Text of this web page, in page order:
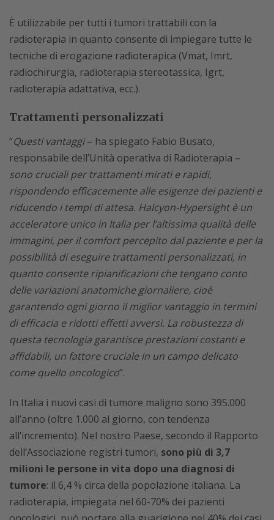
È utilizzabile per tutti i tumori trattabili con la
radioterapia in quanto consente di impiegare tutte le
tecniche di erogazione radioterapica (Vmat, Imrt,
radiochirurgia, radioterapia stereotassica, Igrt,
radioterapia adattativa, ecc.).
Trattamenti personalizzati
“Questi vantaggi– ha spiegato Fabio Busato,
responsabile dell’Unità operativa di Radioterapia –
sono cruciali per trattamenti mirati e rapidi,
rispondendo efficacemente alle esigenze dei pazienti e
riducendo i tempi di attesa. Halcyon-Hypersight è un
acceleratore unico in Italia per l’altissima qualità delle
immagini, per il comfort percepito dal paziente e per la
possibilità di eseguire trattamenti personalizzati, in
quanto consente ripianificazioni che tengano conto
delle variazioni anatomiche giornaliere, cioè
garantendo ogni giorno il miglior vantaggio in termini
di efficacia e ridotti effetti avversi. La robustezza di
questa tecnologia garantisce prestazioni costanti e
affidabili, un fattore cruciale in un campo delicato
come quello oncologico”.
In Italia i nuovi casi di tumore maligno sono 395.000
all’anno (oltre 1.000 al giorno, con tendenza
all’incremento). Nel nostro Paese, secondo il Rapporto
dell’Associazione registri tumori, sono più di 3,7
milioni le persone in vita dopo una diagnosi di
tumore: il 6,4 % circa della popolazione italiana. La
radioterapia, impiegata nel 60-70% dei pazienti